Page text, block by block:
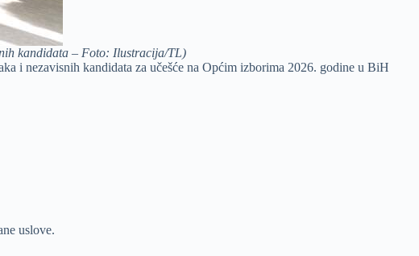
kandidata – Foto: Ilustracija/TL)
i nezavisnih kandidata za učešće na Općim izborima 2026. godine u BiH
uslove.